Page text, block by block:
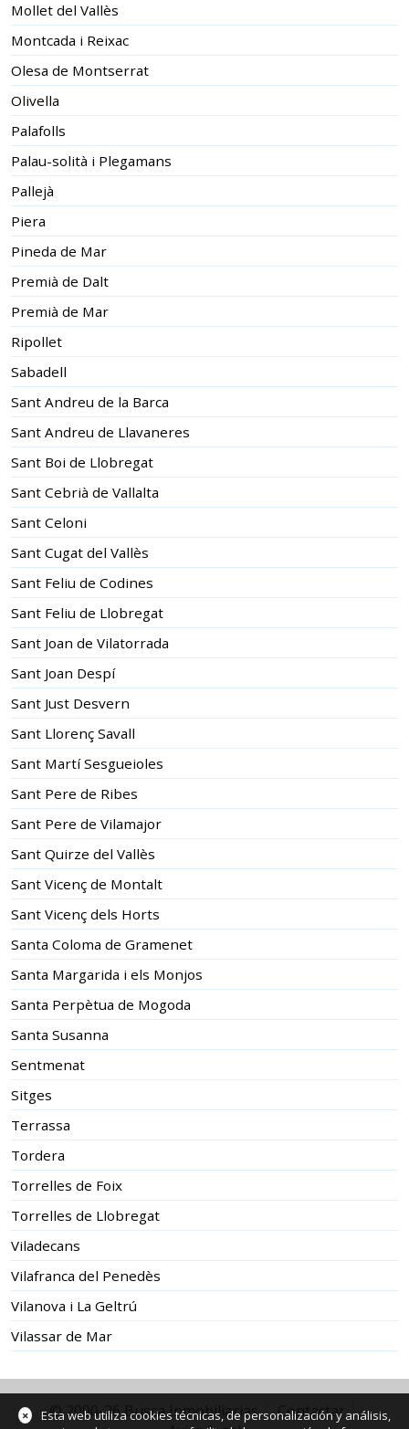
Mollet del Vallès
Montcada i Reixac
Olesa de Montserrat
Olivella
Palafolls
Palau-solità i Plegamans
Pallejà
Piera
Pineda de Mar
Premià de Dalt
Premià de Mar
Ripollet
Sabadell
Sant Andreu de la Barca
Sant Andreu de Llavaneres
Sant Boi de Llobregat
Sant Cebrià de Vallalta
Sant Celoni
Sant Cugat del Vallès
Sant Feliu de Codines
Sant Feliu de Llobregat
Sant Joan de Vilatorrada
Sant Joan Despí
Sant Just Desvern
Sant Llorenç Savall
Sant Martí Sesgueioles
Sant Pere de Ribes
Sant Pere de Vilamajor
Sant Quirze del Vallès
Sant Vicenç de Montalt
Sant Vicenç dels Horts
Santa Coloma de Gramenet
Santa Margarida i els Monjos
Santa Perpètua de Mogoda
Santa Susanna
Sentmenat
Sitges
Terrassa
Tordera
Torrelles de Foix
Torrelles de Llobregat
Viladecans
Vilafranca del Penedès
Vilanova i La Geltrú
Vilassar de Mar
© 2000-26 Busca Inmobiliarias
Contactar
×
Esta web utiliza cookies técnicas, de personalización y análisis,